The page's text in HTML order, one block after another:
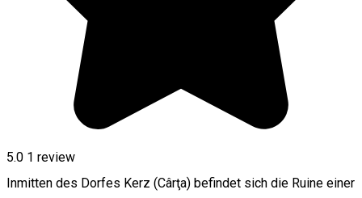
5.0 1 review
Inmitten des Dorfes Kerz (Cârţa) befindet sich die Ruine einer